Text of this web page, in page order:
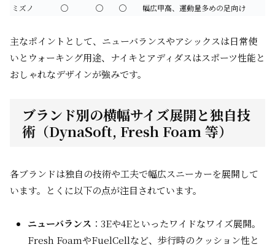
ミズノ
◯ ◯ ◯ 幅広甲高、運動量多めの足向け
主なポイントとして、ニューバランスやアシックスは日常使
いとウォーキング用途、ナイキとアディダスはスポーツ性能と
おしゃれなデザインが強みです。
ブランド別の横幅サイズ展開と独自技
術（DynaSoft, Fresh Foam 等）
各ブランドは独自の技術や工夫で幅広スニーカーを展開して
います。とくに以下の点が注目されています。
ニューバランス ：3Eや4Eといったワイドなワイズ展開。
Fresh FoamやFuelCellなど、歩行時のクッション性と